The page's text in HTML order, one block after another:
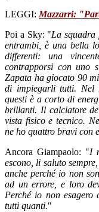
LEGGI: Mazzarri:
Poi a Sky: "La squadra
entrambi, è una bella
differenti: una
contrapporsi con uno
Zapata ha giocato 90
di impiegarli tutti. Nel
questi è a corto di
brillanti. Il calciatore
vista fisico e tecnico.
ne ho quattro bravi con
Ancora Giampaolo: "I
escono, li saluto
anche perché io non
ad un errore, e loro
Perché io non esagero
tutti quanti."